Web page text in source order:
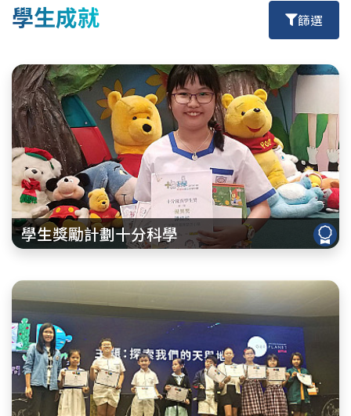
學生成就 篩選
學生獎勵計劃十分科學